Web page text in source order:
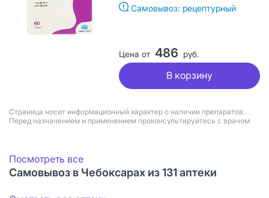
Самовывоз: рецептурный
Цена от 486 руб.
В корзину
Страница носит информационный характер о наличии препаратов.
Перед назначением и применением проконсультируйтесь с врачом
Посмотреть все
Самовывоз в Чебоксарах из 131 аптеки